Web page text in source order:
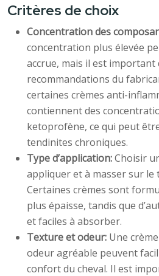
Critères de choix
Concentration des
concentration plus élevée
accrue, mais il est important
recommandations du
certaines crèmes anti-
contiennent des
ketoprofène, ce qui peut
tendinites chroniques.
Type d’application:Choisir
appliquer et à masser sur le
Certaines crèmes sont
plus épaisse, tandis que
et faciles à absorber.
Texture et odeur: Une
odeur agréable peuvent
confort du cheval. Il est